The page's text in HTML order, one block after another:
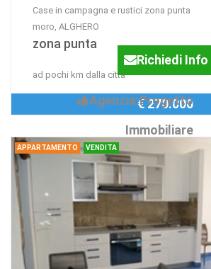
Case in campagna e rustici zona punta
moro, ALGHERO
zona punta
ad pochi km dalla citta
Richiedi Info
Agenzia:Progetto
Immobiliare
€ 270.000
APPARTAMENTO VENDITA